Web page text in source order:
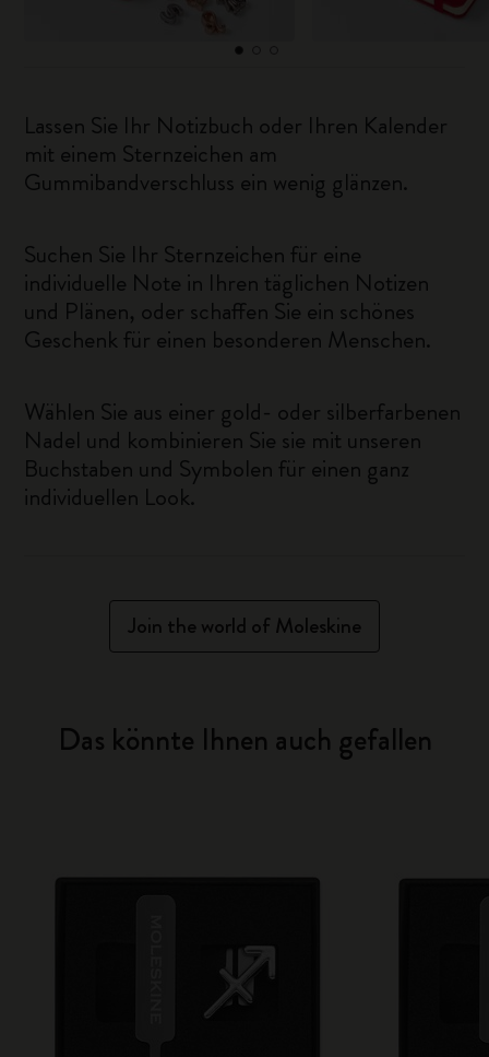
Lassen Sie Ihr Notizbuch oder Ihren Kalender
mit einem Sternzeichen am
Gummibandverschluss ein wenig glänzen.
Suchen Sie Ihr Sternzeichen für eine
individuelle Note in Ihren täglichen Notizen
und Plänen, oder schaffen Sie ein schönes
Geschenk für einen besonderen Menschen.
Wählen Sie aus einer gold- oder silberfarbenen
Nadel und kombinieren Sie sie mit unseren
Buchstaben und Symbolen für einen ganz
individuellen Look.
Join the world of Moleskine
Das könnte Ihnen auch gefallen